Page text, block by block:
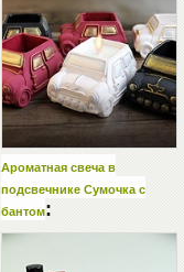
Ароматная свеча в
подсвечнике Сумочка с
бантом: